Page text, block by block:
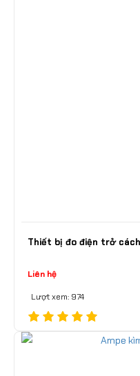
Thiết bị đo điện trở
Liên hệ
Lượt xem: 974